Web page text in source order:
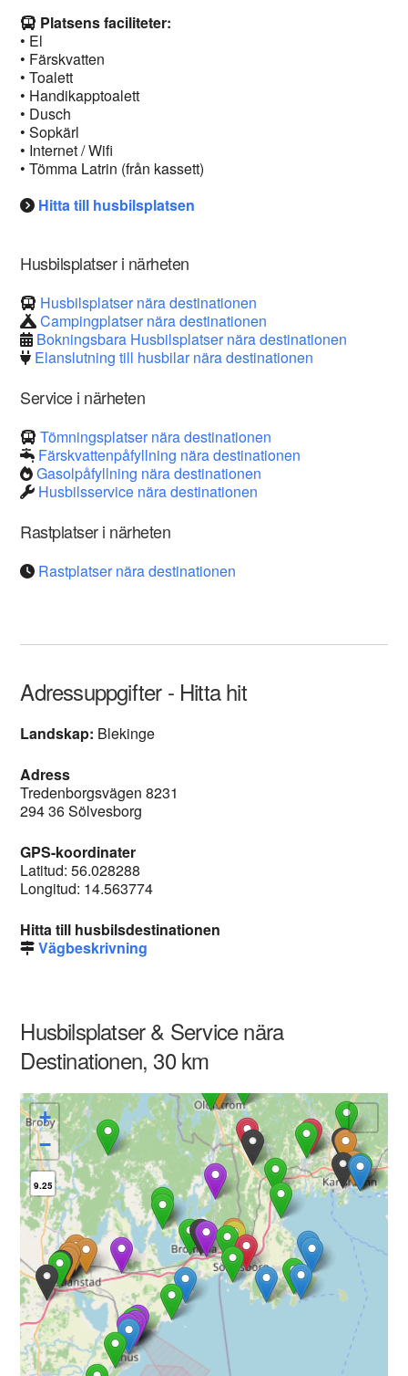
Platsens faciliteter:
• El
• Färskvatten
• Toalett
• Handikapptoalett
• Dusch
• Sopkärl
• Internet / Wifi
• Tömma Latrin (från kassett)
Hitta till husbilsplatsen
Husbilsplatser i närheten
Husbilsplatser nära destinationen
Campingplatser nära destinationen
Bokningsbara Husbilsplatser nära destinationen
Elanslutning till husbilar nära destinationen
Service i närheten
Tömningsplatser nära destinationen
Färskvattenpåfyllning nära destinationen
Gasolpåfyllning nära destinationen
Husbilsservice nära destinationen
Rastplatser i närheten
Rastplatser nära destinationen
Adressuppgifter - Hitta hit
Landskap: Blekinge
Adress
Tredenborgsvägen 8231
294 36 Sölvesborg
GPS-koordinater
Latitud: 56.028288
Longitud: 14.563774
Hitta till husbilsdestinationen
Vägbeskrivning
Husbilsplatser & Service nära
Destinationen, 30 km
+
−
9.25